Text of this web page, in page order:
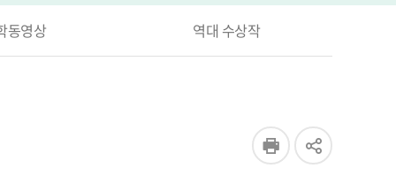
동영상 역대 수상작